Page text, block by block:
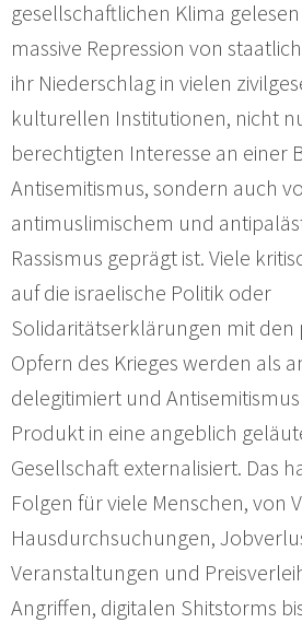
gesellschaftlichen Klima
massive Repression von
ihr Niederschlag in vielen
kulturellen Institutionen, nicht
berechtigten Interesse an einer
Antisemitismus, sondern auch
antimuslimischem und
Rassismus geprägt ist. Viele
auf die israelische Politik oder
Solidaritätserklärungen mit den
Opfern des Krieges werden als
delegitimiert und
Produkt in eine angeblich
Gesellschaft externalisiert. Das
Folgen für viele Menschen, von
Hausdurchsuchungen,
Veranstaltungen und
Angriffen, digitalen Shitstorms